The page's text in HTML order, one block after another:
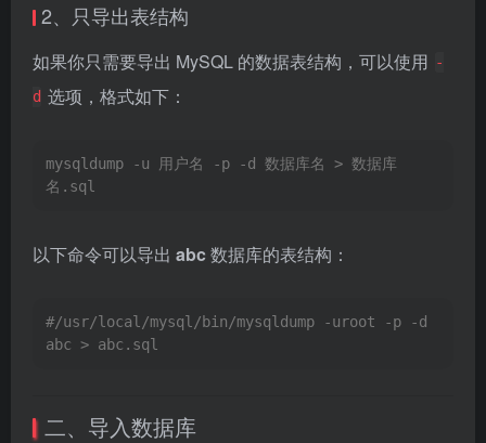
2、只导出表结构
如果你只需要导出 MySQL 的数据表结构，可以使用 -
d 选项，格式如下：
mysqldump -u 用户名 -p -d 数据库名 > 数据库
名.sql
以下命令可以导出 abc 数据库的表结构：
#/usr/local/mysql/bin/mysqldump -uroot -p -d
abc > abc.sql
二、导入数据库